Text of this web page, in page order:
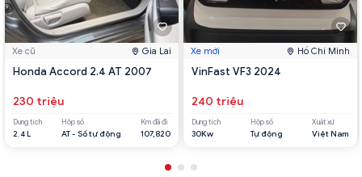
Xe cũ Gia Lai
Honda Accord 2.4 AT 2007
230 triệu
Dung tích
2.4 L
Hộp số
AT - Số tự động
Km đã đi
107,820
Xe mới Hồ Chí Minh
VinFast VF3 2024
240 triệu
Dung tích
30Kw
Hộp số
Tự động
Xuất xứ
Việt Nam